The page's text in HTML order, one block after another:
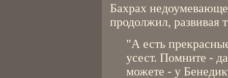
Бахрах
продолжил, развивая
"А есть
усест. Помните -
можете - у